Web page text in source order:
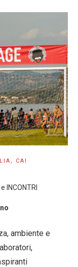
CAI
INCONTRI
ambiente e